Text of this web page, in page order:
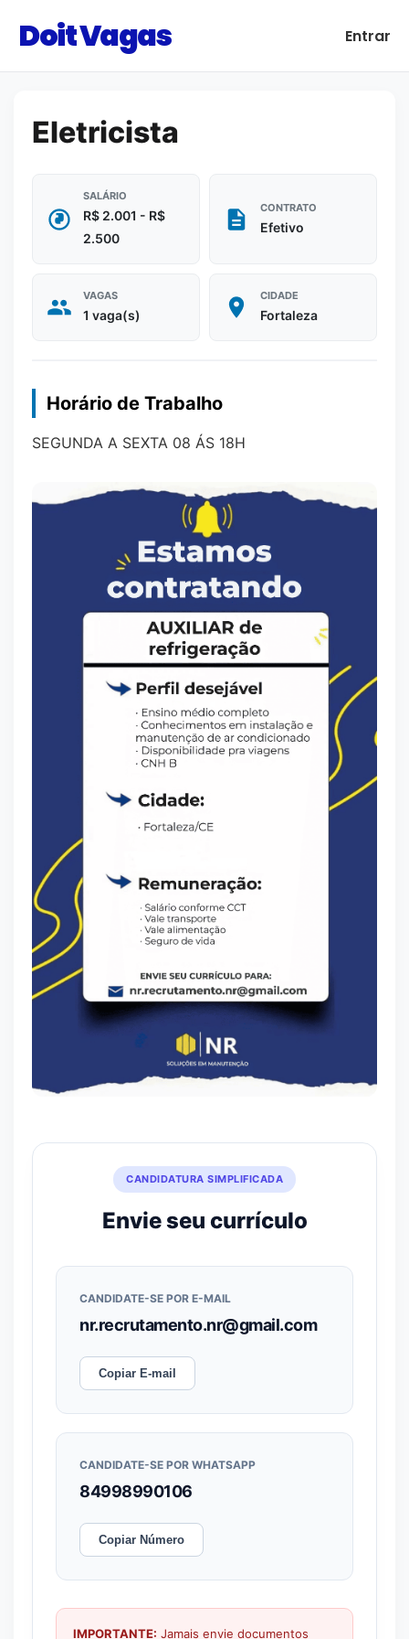
Doit Vagas Entrar
Eletricista
SALÁRIO
R$ 2.001 - R$
2.500
CONTRATO
Efetivo
VAGAS
1 vaga(s)
CIDADE
Fortaleza
Horário de Trabalho
SEGUNDA A SEXTA 08 ÁS 18H
CANDIDATURA SIMPLIFICADA
Envie seu currículo
CANDIDATE-SE POR E-MAIL
nr.recrutamento.nr@gmail.com
Copiar E-mail
CANDIDATE-SE POR WHATSAPP
84998990106
Copiar Número
IMPORTANTE: Jamais envie documentos